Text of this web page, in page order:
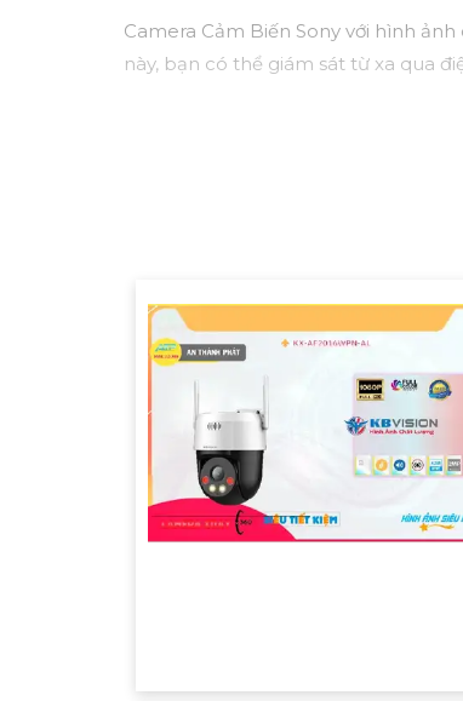
Camera Cảm Biến Sony với hình
này, bạn có thể giám sát từ xa qua